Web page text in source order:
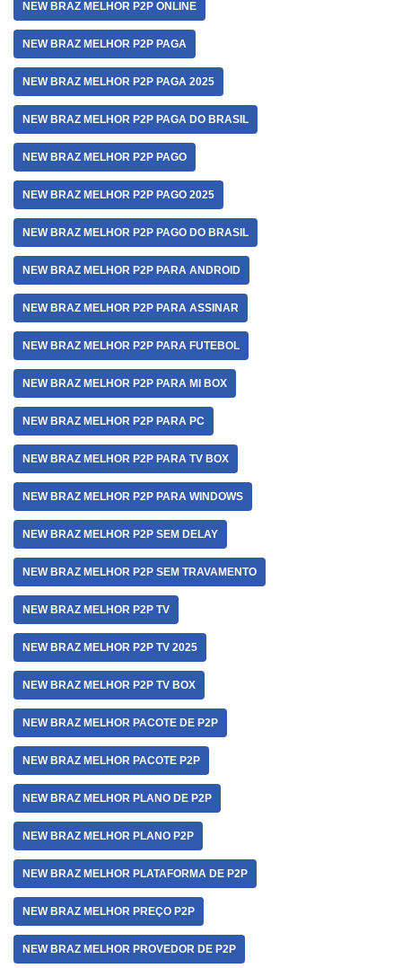
NEW BRAZ MELHOR P2P ONLINE
NEW BRAZ MELHOR P2P PAGA
NEW BRAZ MELHOR P2P PAGA 2025
NEW BRAZ MELHOR P2P PAGA DO BRASIL
NEW BRAZ MELHOR P2P PAGO
NEW BRAZ MELHOR P2P PAGO 2025
NEW BRAZ MELHOR P2P PAGO DO BRASIL
NEW BRAZ MELHOR P2P PARA ANDROID
NEW BRAZ MELHOR P2P PARA ASSINAR
NEW BRAZ MELHOR P2P PARA FUTEBOL
NEW BRAZ MELHOR P2P PARA MI BOX
NEW BRAZ MELHOR P2P PARA PC
NEW BRAZ MELHOR P2P PARA TV BOX
NEW BRAZ MELHOR P2P PARA WINDOWS
NEW BRAZ MELHOR P2P SEM DELAY
NEW BRAZ MELHOR P2P SEM TRAVAMENTO
NEW BRAZ MELHOR P2P TV
NEW BRAZ MELHOR P2P TV 2025
NEW BRAZ MELHOR P2P TV BOX
NEW BRAZ MELHOR PACOTE DE P2P
NEW BRAZ MELHOR PACOTE P2P
NEW BRAZ MELHOR PLANO DE P2P
NEW BRAZ MELHOR PLANO P2P
NEW BRAZ MELHOR PLATAFORMA DE P2P
NEW BRAZ MELHOR PREÇO P2P
NEW BRAZ MELHOR PROVEDOR DE P2P